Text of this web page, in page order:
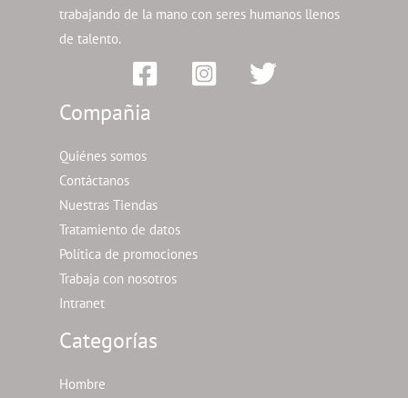
trabajando de la mano con seres humanos llenos
de talento.
Compañia
Quiénes somos
Contáctanos
Nuestras Tiendas
Tratamiento de datos
Política de promociones
Trabaja con nosotros
Intranet
Categorías
Hombre